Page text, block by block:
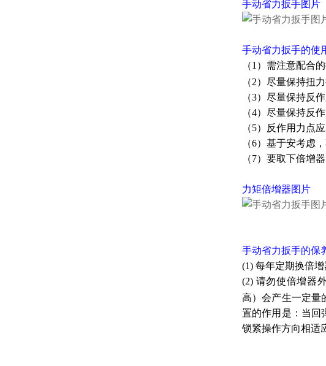
手动省力扳手图片
手动省力扳手的使
（1）需注意配合
（2）尽量保持扭
（3）尽量保持反
（4）尽量保持反
（5）反作用力点
（6）基于安考虑
（7）要取下倍增
力矩倍增器图片
手动省力扳手的保
(1) 每年定期换倍
(2) 请勿使倍增器
高）会产生一定量
置的作用是：当回
锁紧操作方向相适